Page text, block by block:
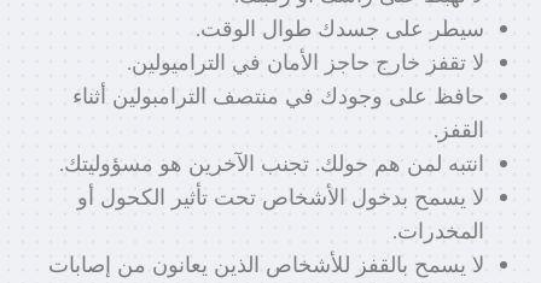
سيطر على جسدك طوال الوقت.
لا تقفز خارج حاجز الأمان في التراميولين.
حافظ على وجودك في منتصف الترامبولين أثناء
القفز.
انتبه لمن هم حولك. تجنب الآخرين هو مسؤوليتك.
لا يسمح بدخول الأشخاص تحت تأثير الكحول أو
المخدرات.
لا يسمح بالقفز للأشخاص الذين يعانون من إصابات